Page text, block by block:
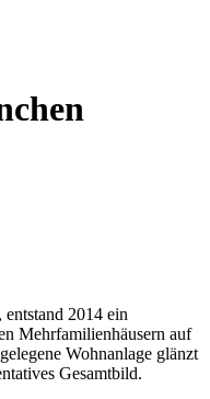
2014 ein
Mehrfamilienhäusern auf
Wohnanlage glänzt
Gesamtbild.